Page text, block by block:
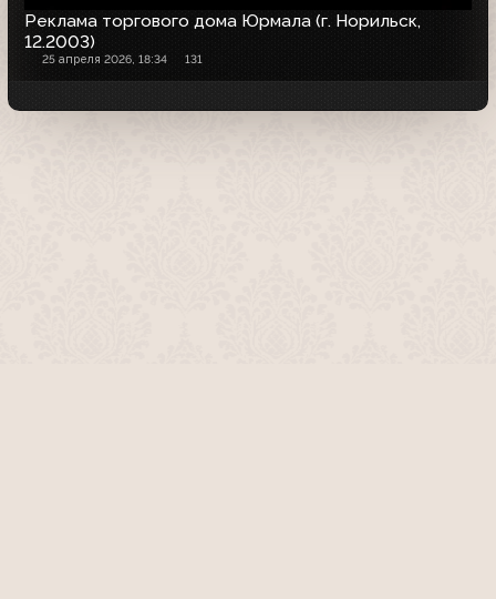
Реклама торгового дома Юрмала (г. Норильск,
12.2003)
25 апреля 2026, 18:34 131